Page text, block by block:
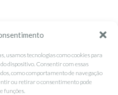
usamos tecnologias como cookies para
dispositivo. Consentir com essas
como comportamento de navegação
ou retirar o consentimento pode
funções.